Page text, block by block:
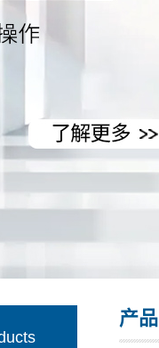
产